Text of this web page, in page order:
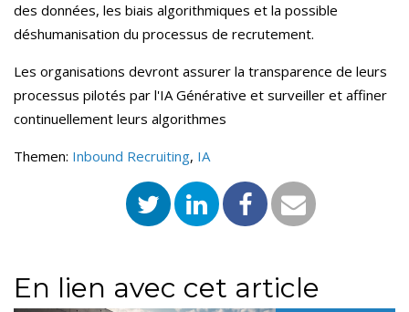
des données, les biais algorithmiques et la possible
déshumanisation du processus de recrutement.
Les organisations devront assurer la transparence de leurs
processus pilotés par l'IA Générative et surveiller et affiner
continuellement leurs algorithmes
Themen: Inbound Recruiting, IA
En lien avec cet article